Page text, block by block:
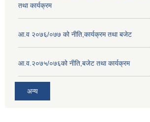
तथा कार्यक्रम
आ.व २०७६/०७७ को नीति,कार्यक्रम तथा बजेट
आ.व.२०७५/०७६को नीति,बजेट तथा कार्यक्रम
अन्य